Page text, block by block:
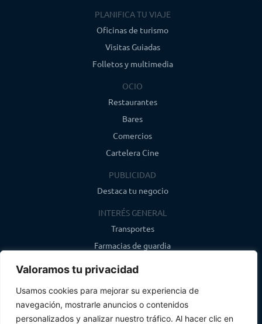
Valoramos tu privacidad
Usamos cookies para mejorar su experiencia de
navegación, mostrarle anuncios o contenidos
personalizados y analizar nuestro tráfico. Al hacer clic en
PLANIFICA TU VIAJE
Oficinas de turismo
Visitas Guiadas
Folletos y multimedia
OCIO
Restaurantes
Bares
Comercios
Cartelera Cine
PUBLICIDAD
Destaca tu negocio
INTERÉS GENERAL
Transportes
Farmacias de guardia
CONTACTO
info@infosegovia.com